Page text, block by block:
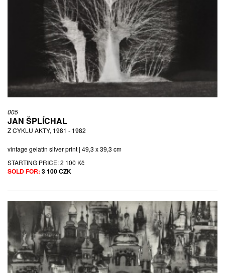
005
JAN ŠPLÍCHAL
Z CYKLU AKTY, 1981 - 1982
vintage gelatin silver print | 49,3 x 39,3 cm
STARTING PRICE:2 100 Kč
SOLD FOR: 3 100 CZK